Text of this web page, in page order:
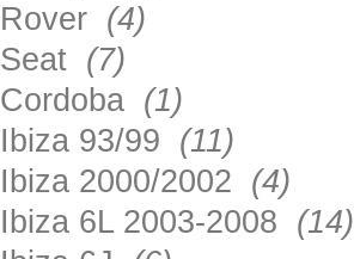
Rover (4)
Seat (7)
Cordoba (1)
Ibiza 93/99 (11)
Ibiza 2000/2002 (4)
Ibiza 6L 2003-2008 (14)